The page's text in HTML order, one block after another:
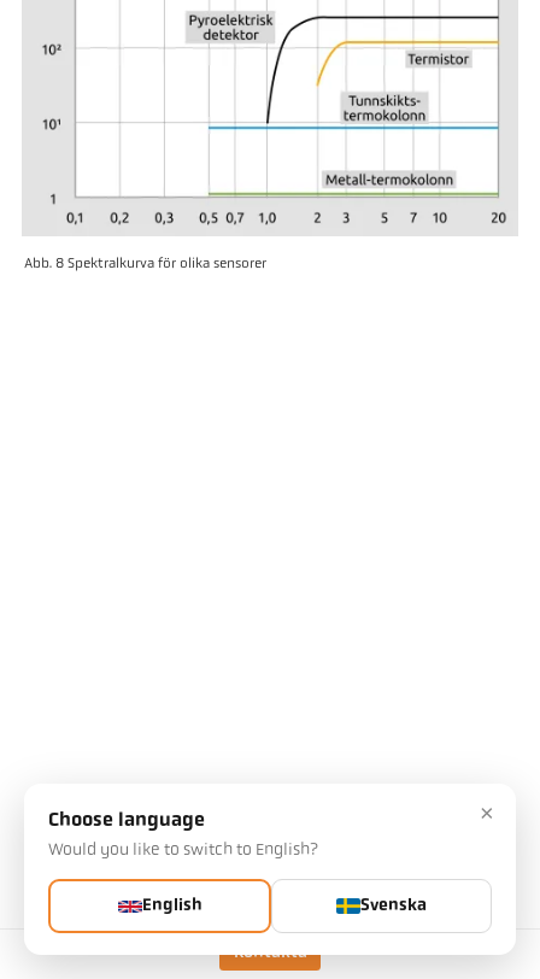
Kontakta
Abb. 8 Spektralkurva för olika sensorer
×
Choose language
Would you like to switch to English?
English Svenska